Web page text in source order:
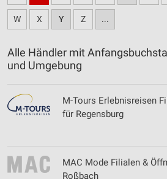
W X Y Z ...
Alle Händler mit
und Umgebung
M-Tours Erlebnisreisen
für Regensburg
MAC Mode Filialen &
Roßbach